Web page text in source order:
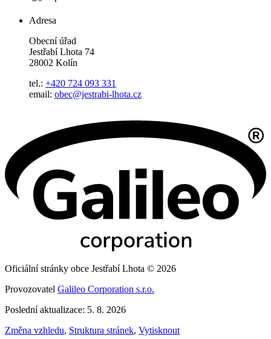
Adresa
Obecní úřad
Jestřabí Lhota 74
28002 Kolín
tel.: +420 724 093 331
email: obec@jestrabi-lhota.cz
Oficiální stránky obce Jestřabí Lhota © 2026
Provozovatel Galileo Corporation s.r.o.
Poslední aktualizace: 5. 8. 2026
Změna vzhledu, Struktura stránek, Vytisknout